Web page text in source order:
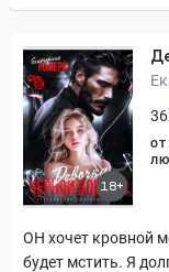
18+
ОТ
ОН хочет кровной
будет мстить. Я